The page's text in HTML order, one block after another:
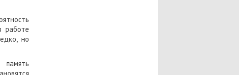
работе
но